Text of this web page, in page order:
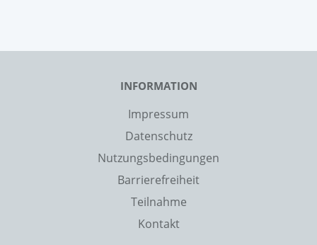
INFORMATION
Impressum
Datenschutz
Nutzungsbedingungen
Barrierefreiheit
Teilnahme
Kontakt